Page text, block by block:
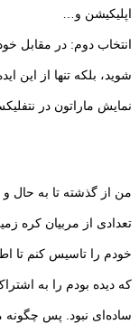
اپلیکیشن و…
انتخاب دوم: در مقابل
شوید، بلکه تنها از این
نمایش ماراتون در
تعدادی از مربیان کره
خودم را تاسیس کنم تا
که دیده بودم را به
ساده‌­ای نبود. پس